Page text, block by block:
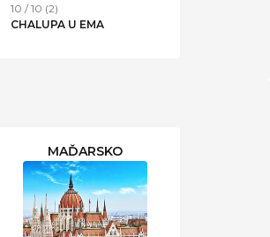
10 / 10 (2)
CHALUPA U EMA
MAĎARSKO